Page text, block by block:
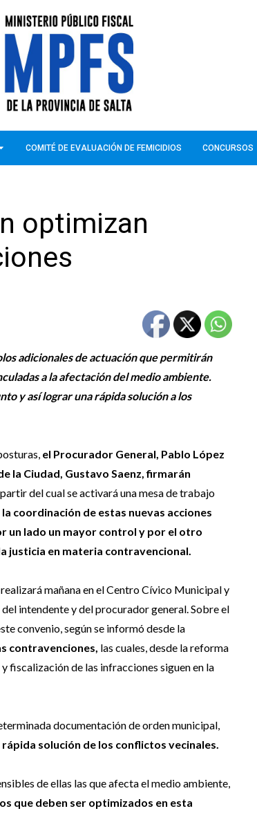
COMITÉ DE EVALUACIÓN DE FEMICIDIOS CONCURSOS
optimizan
adicionales de actuación que permitirán
a la afectación del medio ambiente.
y así lograr una rápida solución a los
el Procurador General, Pablo López
la Ciudad, Gustavo Saenz, firmarán
del cual se activará una mesa de trabajo
la coordinación de estas nuevas acciones
un lado un mayor control y por el otro
justicia en materia contravencional.
mañana en el Centro Cívico Municipal y
intendente y del procurador general. Sobre el
convenio, según se informó desde la
contravenciones, las cuales, desde la reforma
fiscalización de las infracciones siguen en la
documentación de orden municipal,
solución de los conflictos vecinales.
de ellas las que afecta el medio ambiente,
que deben ser optimizados en esta